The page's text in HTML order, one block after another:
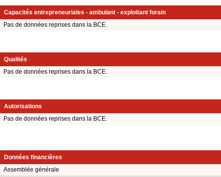
Capacités entrepreneuriales - ambulant - exploitant forain
Pas de données reprises dans la BCE.
Qualités
Pas de données reprises dans la BCE.
Autorisations
Pas de données reprises dans la BCE.
Données financières
Assemblée générale